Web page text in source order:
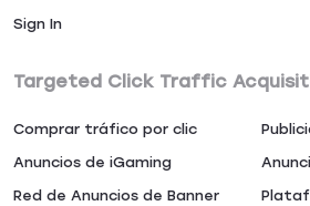
Sign In
Targeted Click Traffic
Comprar tráfico por clic
Anuncios de iGaming
Red de Anuncios de Banner